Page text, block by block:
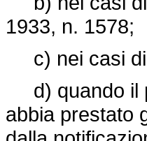
1933, n. 1578;
c) nei casi di
d) quando il
abbia prestato